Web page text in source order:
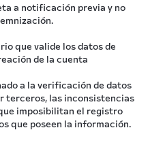
a notificación previa y no
que valide los datos de
de la cuenta
a la verificación de datos
terceros, las inconsistencias
imposibilitan el registro
que poseen la información.